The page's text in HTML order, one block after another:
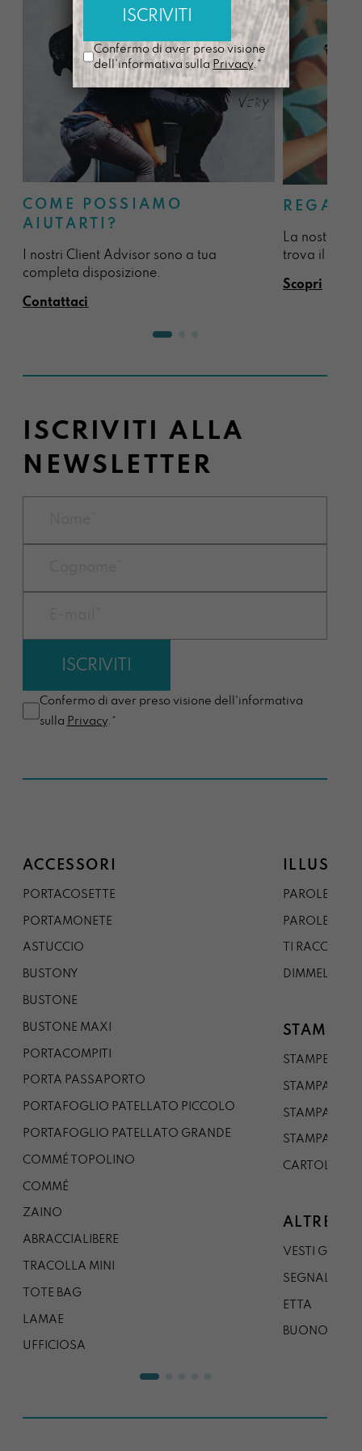
COME POSSIAMO
AIUTARTI?
I nostri Client Advisor sono a tua
completa disposizione.
Contattaci
La nostra
trova il
Scopri
ISCRIVITI ALLA
NEWSLETTER
Confermo di aver preso visione dell'informativa
sulla Privacy.*
ACCESSORI
PORTACOSETTE
PORTAMONETE
ASTUCCIO
BUSTONY
BUSTONE
BUSTONE MAXI
PORTACOMPITI
PORTA PASSAPORTO
PORTAFOGLIO PATELLATO PICCOLO
PORTAFOGLIO PATELLATO GRANDE
COMMÉ TOPOLINO
COMMÉ
ZAINO
ABRACCIALIBERE
TRACOLLA MINI
TOTE BAG
LAMAE
UFFICIOSA
PAROLE DAL
PAROLE DA
TI
DIMMELO
STAMPE
STAMPE A5
STAMPA A3
STAMPA A1
STAMPA A0
CARTOLINA
ALTRE
VESTI
SEGNALIBRO
ETTA
BUONO
Confermo di aver preso visione
dell'informativa sulla Privacy.*